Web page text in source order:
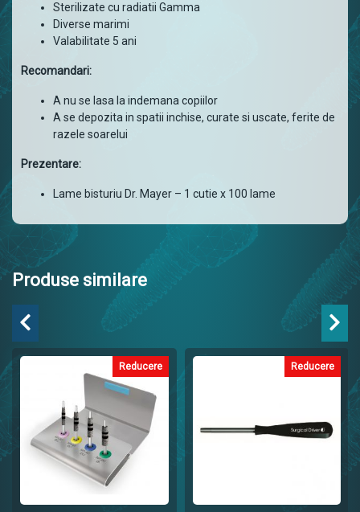
Sterilizate cu radiatii Gamma
Diverse marimi
Valabilitate 5 ani
Recomandari:
A nu se lasa la indemana copiilor
A se depozita in spatii inchise, curate si uscate, ferite de
razele soarelui
Prezentare:
Lame bisturiu Dr. Mayer – 1 cutie x 100 lame
Produse similare
Reducere Reducere